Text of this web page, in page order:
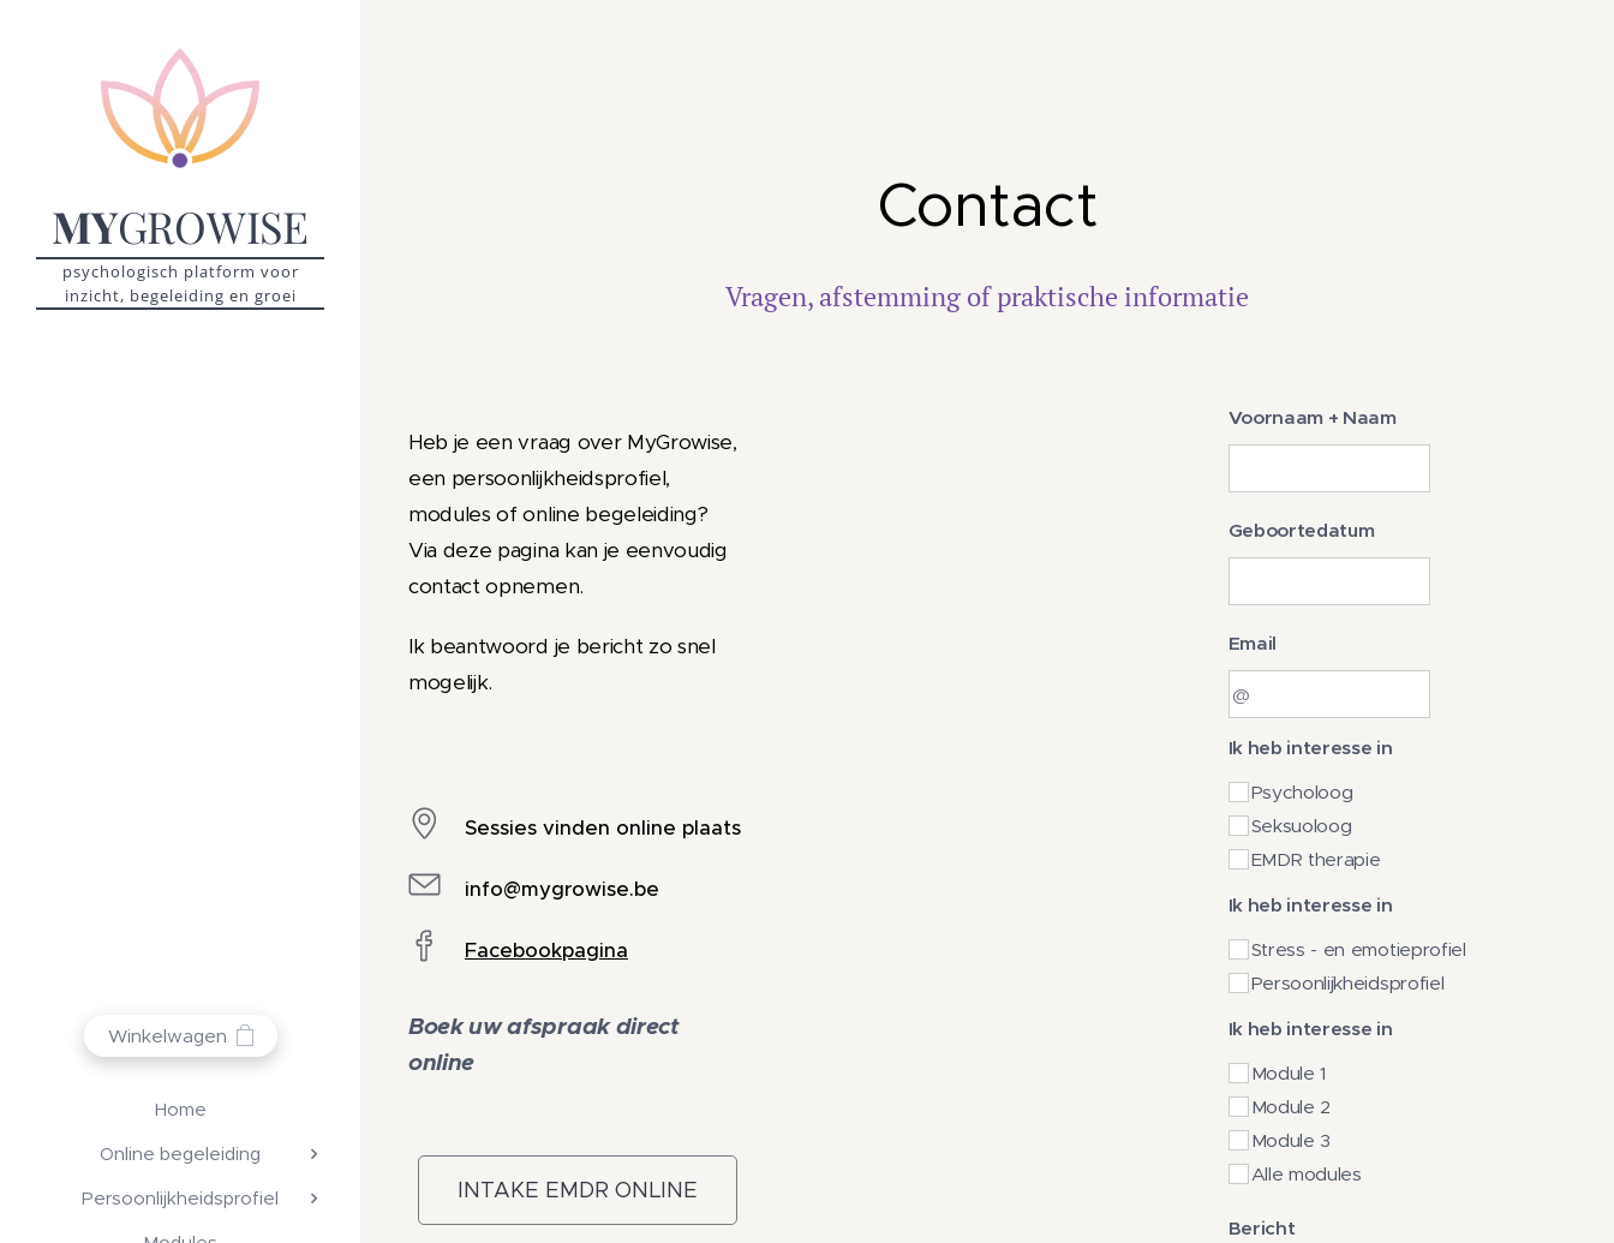
MYGROWISE
psychologisch platform voor
inzicht, begeleiding en groei
Winkelwagen
Home
Online begeleiding
Persoonlijkheidsprofiel
Contact
Vragen, afstemming of praktische informatie
Heb je een vraag over MyGrowise,
een persoonlijkheidsprofiel,
modules of online begeleiding?
Via deze pagina kan je eenvoudig
contact opnemen.
Ik beantwoord je bericht zo snel
mogelijk.
Sessies vinden online plaats
info@mygrowise.be
Facebookpagina
Boek uw afspraak direct
online
INTAKE EMDR ONLINE
Voornaam + Naam
Geboortedatum
Email
Ik heb interesse in
Psycholoog
Seksuoloog
EMDR therapie
Ik heb interesse in
Stress - en emotieprofiel
Persoonlijkheidsprofiel
Ik heb interesse in
Module 1
Module 2
Module 3
Alle modules
Bericht